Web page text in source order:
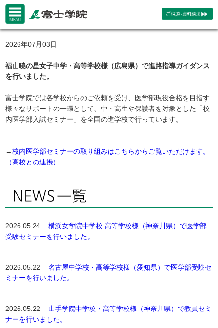
2026年07月03日
福山暁の星女子中学・高等学校様（広島県）で進路指導ガイダンス
を行いました。
富士学院では各学校からのご依頼を受け、医学部現役合格を目指す
様々なサポートの一環として、中・高生や保護者を対象とした「校
内医学部入試セミナー」を全国の進学校で行っています。
→校内医学部セミナーの取り組みはこちらからご覧いただけます。
（高校との連携）
2026.05.24横浜女学院中学校 高等学校様（神奈川県）で医学部
受験セミナーを行いました。
2026.05.22名古屋中学校・高等学校様（愛知県）で医学部受験セ
ミナーを行いました。
2026.05.22 山手学院中学校・高等学校様（神奈川県）で教員セミ
ナーを行いました。